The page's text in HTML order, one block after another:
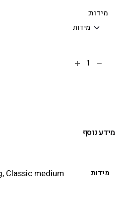
מידות:
מידע נוסף
מידות Classic medium